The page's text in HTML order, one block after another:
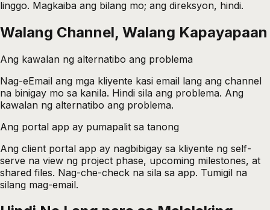
linggo. Magkaiba ang bilang mo; ang direksyon, hindi.
Walang Channel, Walang Kapayapaan
Ang kawalan ng alternatibo ang problema
Nag-eEmail ang mga kliyente kasi email lang ang channel
na binigay mo sa kanila. Hindi sila ang problema. Ang
kawalan ng alternatibo ang problema.
Ang portal app ay pumapalit sa tanong
Ang client portal app ay nagbibigay sa kliyente ng self-
serve na view ng project phase, upcoming milestones, at
shared files. Nag-che-check na sila sa app. Tumigil na
silang mag-email.